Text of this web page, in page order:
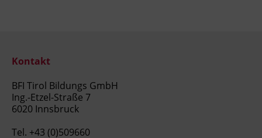
Kontakt
BFI Tirol Bildungs GmbH
Ing.-Etzel-Straße 7
6020 Innsbruck
Tel. +43 (0)509660